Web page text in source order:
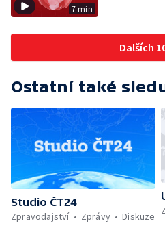
7 min
Dalších
Ostatní také
Studio ČT24
Zpravodajství
Zprávy Diskuze